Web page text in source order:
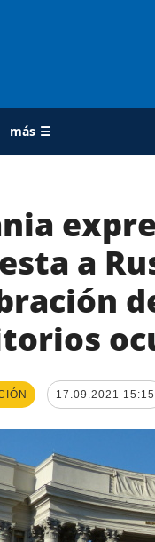
más ☰
AGENCIA
sobre la
contacto
condiciones
servicios
Política de
protección de
a
17.09.2021 15:15